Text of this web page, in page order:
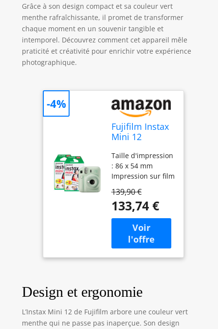
Grâce à son design compact et sa couleur vert
menthe rafraîchissante, il promet de transformer
chaque moment en un souvenir tangible et
intemporel. Découvrez comment cet appareil mêle
praticité et créativité pour enrichir votre expérience
photographique.
Fujifilm Instax
Mini 12
instantané
avec Pack de
40 pellicules
Vert Menthe
Taille d'impression
: 86 x 54 mm
Impression sur film
Color Alimenté par
2 piles AA (LR6)
Contrôle
automatique de
l'exposition Miroir
selfie intégré
139,90 €
133,74 €
-4%
Design et ergonomie
L’Instax Mini 12 de Fujifilm arbore une couleur vert
menthe qui ne passe pas inaperçue. Son design